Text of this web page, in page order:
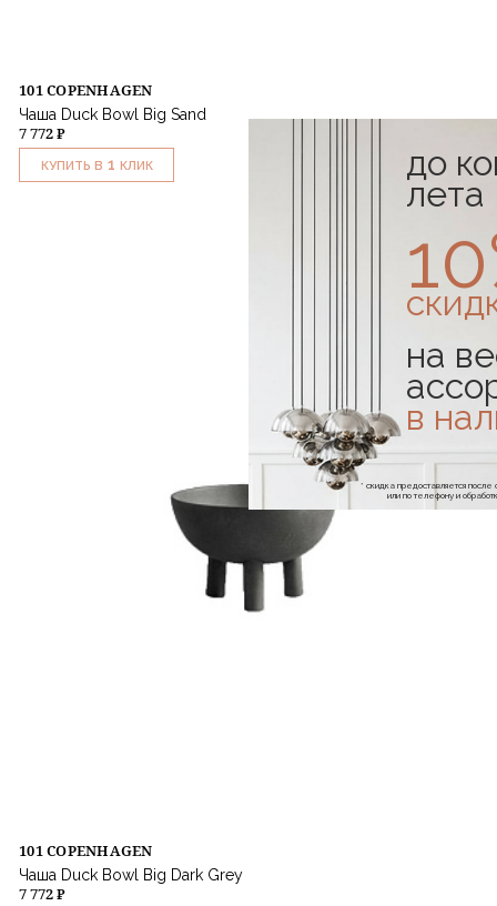
101 COPENHAGEN
Чаша Duck Bowl Big Sand
7 772 ₽
КУПИТЬ В 1 КЛИК
101 COPENHAGEN
Чаша Duck Bowl Big Dark Grey
7 772 ₽
до
лета
на
в
* скидка предоставляется
или по телефону и